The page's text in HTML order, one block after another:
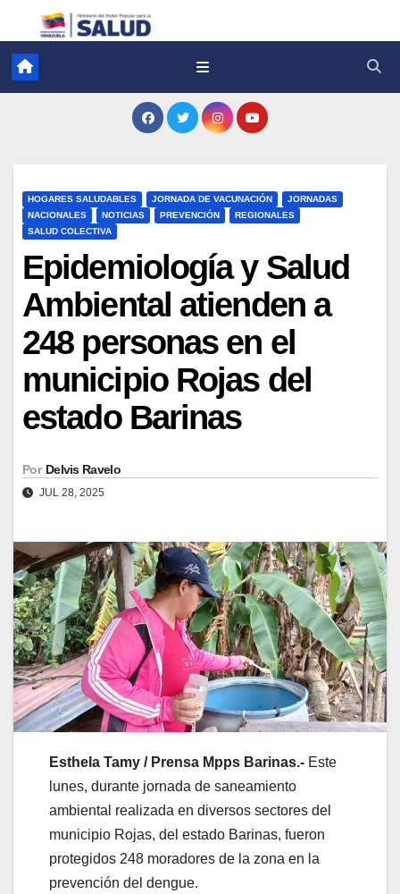
HOGARES SALUDABLES JORNADA DE VACUNACIÓN
JORNADAS
NACIONALES
NOTICIAS PREVENCIÓN
REGIONALES
SALUD COLECTIVA
Epidemiología y Salud
Ambiental atienden a
248 personas en el
municipio Rojas del
estado Barinas
Por Delvis Ravelo
JUL 28, 2025
Esthela Tamy / Prensa Mpps Barinas.- Este
lunes, durante jornada de saneamiento
ambiental realizada en diversos sectores del
municipio Rojas, del estado Barinas, fueron
protegidos 248 moradores de la zona en la
prevención del dengue.